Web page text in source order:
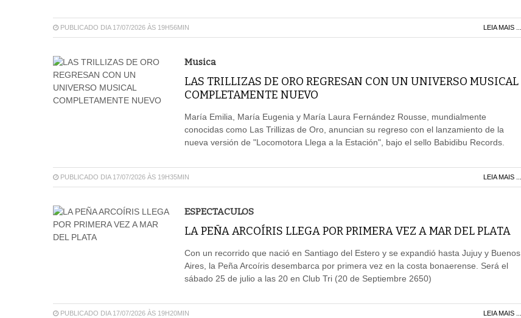
PUBLICADO DIA 17/07/2026 ÀS 19H56MIN LEIA MAIS ...
Musica
LAS TRILLIZAS DE ORO REGRESAN CON UN UNIVERSO MUSICAL
COMPLETAMENTE NUEVO
María Emilia, María Eugenia y María Laura Fernández Rousse, mundialmente
conocidas como Las Trillizas de Oro, anuncian su regreso con el lanzamiento de la
nueva versión de "Locomotora Llega a la Estación", bajo el sello Babidibu Records.
PUBLICADO DIA 17/07/2026 ÀS 19H35MIN LEIA MAIS ...
ESPECTACULOS
LA PEÑA ARCOÍRIS LLEGA POR PRIMERA VEZ A MAR DEL PLATA
Con un recorrido que nació en Santiago del Estero y se expandió hasta Jujuy y Buenos
Aires, la Peña Arcoíris desembarca por primera vez en la costa bonaerense. Será el
sábado 25 de julio a las 20 en Club Tri (20 de Septiembre 2650)
PUBLICADO DIA 17/07/2026 ÀS 19H20MIN LEIA MAIS ...